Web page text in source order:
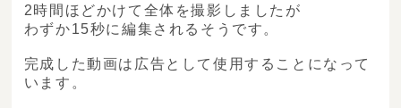
2時間ほどかけて全体を撮影しましたが
わずか15秒に編集されるそうです。
完成した動画は広告として使用することになって
います。